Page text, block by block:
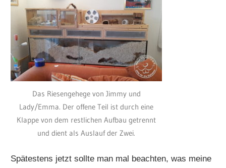
Das Riesengehege von Jimmy und
Lady/Emma. Der offene Teil ist durch eine
Klappe von dem restlichen Aufbau getrennt
und dient als Auslauf der Zwei.
Spätestens jetzt sollte man mal beachten, was meine